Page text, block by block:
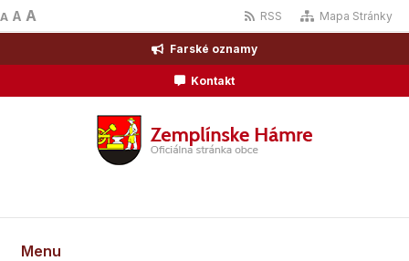
A A A RSS Mapa Stránky
Farské oznamy
Kontakt
Menu